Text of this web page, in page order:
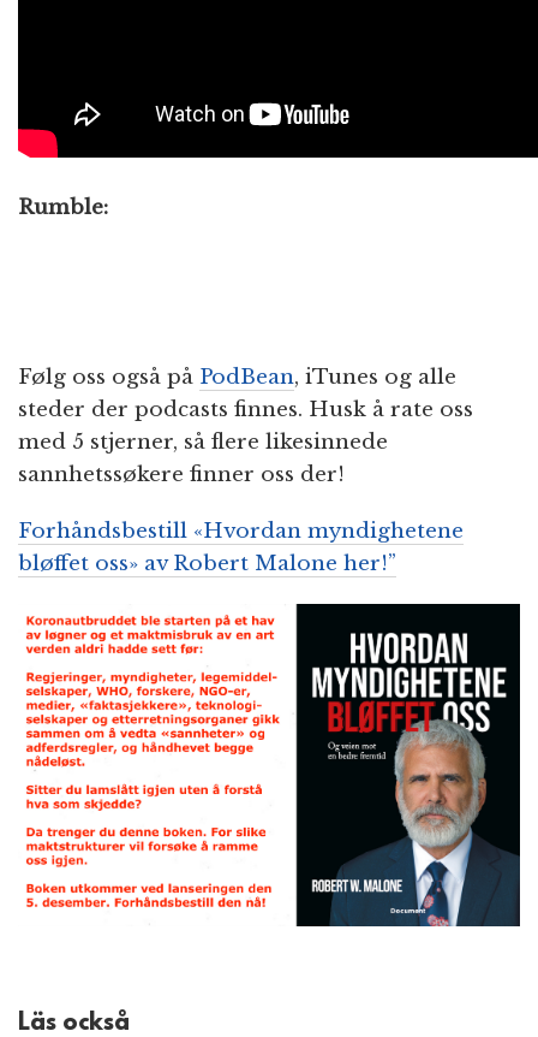
Rumble:
Følg oss også på PodBean, iTunes og alle
steder der podcasts finnes. Husk å rate oss
med 5 stjerner, så flere likesinnede
sannhetssøkere finner oss der!
Forhåndsbestill «Hvordan myndighetene
bløffet oss» av Robert Malone her!”
Läs också